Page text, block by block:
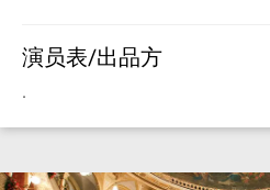
演员表/出品方
.